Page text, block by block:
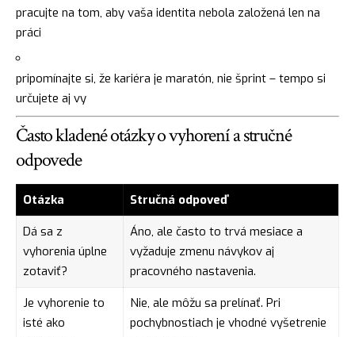
pracujte na tom, aby vaša identita nebola založená len na
práci
pripomínajte si, že kariéra je maratón, nie šprint – tempo si
určujete aj vy
Často kladené otázky o vyhorení a stručné
odpovede
Otázka
Stručná odpoveď
Dá sa z
vyhorenia úplne
zotaviť?
Áno, ale často to trvá mesiace a
vyžaduje zmenu návykov aj
pracovného nastavenia.
Je vyhorenie to
isté ako
Nie, ale môžu sa prelínať. Pri
pochybnostiach je vhodné vyšetrenie